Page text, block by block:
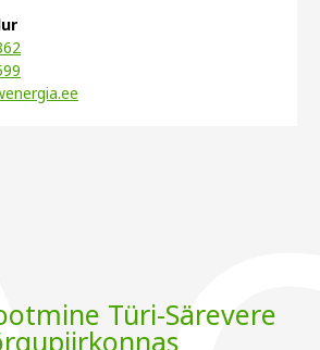
Türi-Särevere